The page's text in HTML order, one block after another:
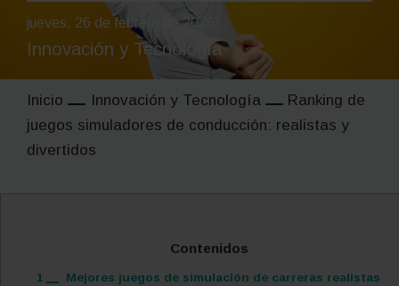
jueves, 26 de febrero de 2026
Innovación y Tecnología
Inicio Innovación y Tecnología
Ranking de
juegos simuladores de conducción: realistas y
divertidos
Contenidos
1
Mejores juegos de simulación de carreras realistas